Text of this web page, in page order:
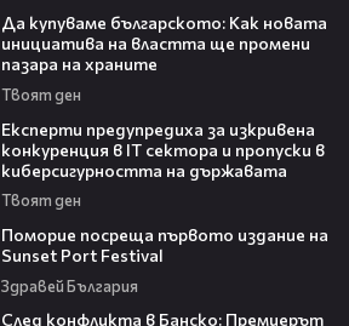
Да купуваме българското: Как новата
инициатива на властта ще промени
пазара на храните
Твоят ден
Експерти предупредиха за изкривена
конкуренция в IT сектора и пропуски в
киберсигурността на държавата
Твоят ден
Поморие посреща първото издание на
Sunset Port Festival
Здравей България
След конфликта в Банско: Премиерът